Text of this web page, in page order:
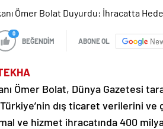
0
BEĞENDİM ABONE OL
Ömer Bolat, Dünya Gazetesi
dış ticaret verilerini
ve hizmet ihracatında 400